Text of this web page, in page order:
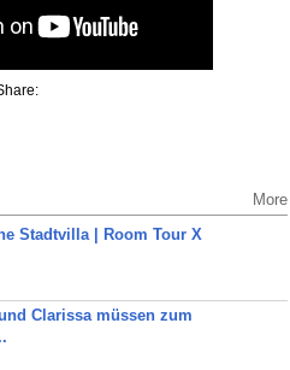
More
Stadtvilla | Room Tour X
Clarissa müssen zum